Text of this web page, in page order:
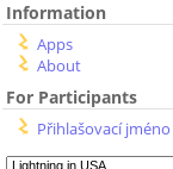
Information
Apps
About
For Participants
Přihlašovací jméno